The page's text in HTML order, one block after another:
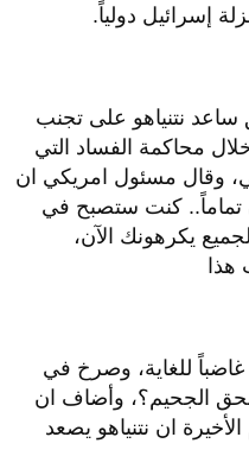
إسرائيل دولياً.
نتنياهو على تجنب
محاكمة الفساد التي
وقال مسئول امريكي ان
تماماً.. كنت ستصبح في
يكرهونك الآن،
للغاية، وصرخ في
الجحيم؟، وأضاف ان
ان نتنياهو يصعد